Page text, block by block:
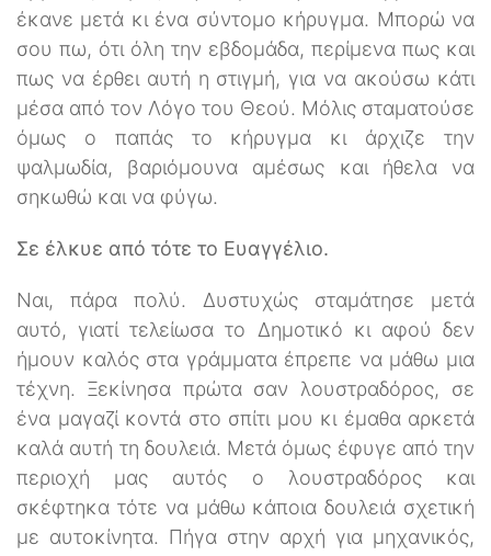
έκανε μετά κι ένα σύντομο κήρυγμα. Μπορώ να
σου πω, ότι όλη την εβδομάδα, περίμενα πως και
πως να έρθει αυτή η στιγμή, για να ακούσω κάτι
μέσα από τον Λόγο του Θεού. Μόλις σταματούσε
όμως ο παπάς το κήρυγμα κι άρχιζε την
ψαλμωδία, βαριόμουνα αμέσως και ήθελα να
σηκωθώ και να φύγω.
Σε έλκυε από τότε το Ευαγγέλιο.
Ναι, πάρα πολύ. Δυστυχώς σταμάτησε μετά
αυτό, γιατί τελείωσα το Δημοτικό κι αφού δεν
ήμουν καλός στα γράμματα έπρεπε να μάθω μια
τέχνη. Ξεκίνησα πρώτα σαν λουστραδόρος, σε
ένα μαγαζί κοντά στο σπίτι μου κι έμαθα αρκετά
καλά αυτή τη δουλειά. Μετά όμως έφυγε από την
περιοχή μας αυτός ο λουστραδόρος και
σκέφτηκα τότε να μάθω κάποια δουλειά σχετική
με αυτοκίνητα. Πήγα στην αρχή για μηχανικός,